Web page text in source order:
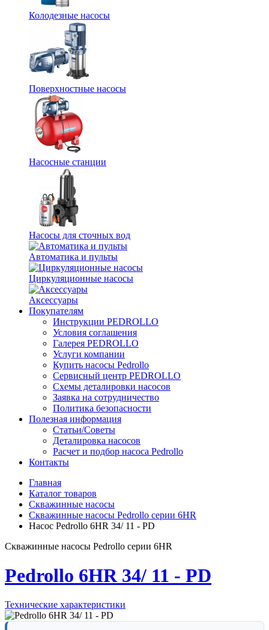
Колодезные насосы
Поверхностные насосы
Насосные станции
Насосы для сточных вод
Автоматика и пульты
Циркуляционные насосы
Аксессуары
Покупателям
Инструкции PEDROLLO
Условия соглашения
Галерея PEDROLLO
Услуги компании
Купить насосы Pedrollo
Сервисный центр PEDROLLO
Схемы деталировки насосов
Заявка на сотрудничество
Политика безопасности
Полезная информация
Статьи/Советы
Деталировка насосов
Расчет и подбор насоса Pedrollo
Контакты
Главная
Каталог товаров
Скважинные насосы
Скважинные насосы Pedrollo серии 6HR
Насос Pedrollo 6HR 34/ 11 - PD
Скважинные насосы Pedrollo серии 6HR
Pedrollo 6HR 34/ 11 - PD
Технические характеристики